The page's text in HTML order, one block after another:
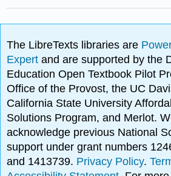
The LibreTexts libraries are
Expertand are supported by the
Education Open Textbook Pilot
Office of the Provost, the UC
California State University
Solutions Program, and Merlot.
acknowledge previous National
support under grant numbers
and 1413739. Privacy Policy.